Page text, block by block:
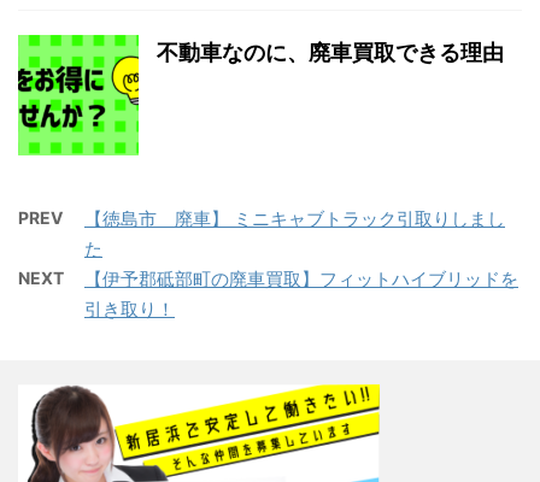
不動車なのに、廃車買取できる理由
PREV
【徳島市 廃車】 ミニキャブトラック引取りしまし
た
NEXT
【伊予郡砥部町の廃車買取】フィットハイブリッドを
引き取り！